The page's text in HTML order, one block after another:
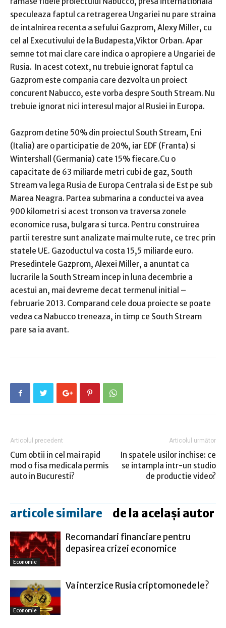
speculeaza faptul ca retragerea Ungariei nu pare straina
de intalnirea recenta a sefului Gazprom, Alexy Miller, cu
cel al Executivului de la Budapesta,Viktor Orban. Apar
semne tot mai clare care indica o apropiere a Ungariei de
Rusia. In acest cotext, nu trebuie ignorat faptul ca
Gazprom este compania care dezvolta un proiect
concurent Nabucco, este vorba despre South Stream. Nu
trebuie ignorat nici interesul major al Rusiei in Europa.
Gazprom detine 50% din proiectul South Stream, Eni
(Italia) are o participatie de 20%, iar EDF (Franta) si
Wintershall (Germania) cate 15% fiecare.Cu o
capacitate de 63 miliarde metri cubi de gaz, South
Stream va lega Rusia de Europa Centrala si de Est pe sub
Marea Neagra. Partea submarina a conductei va avea
900 kilometri si acest tronson va traversa zonele
economice rusa, bulgara si turca. Pentru construirea
partii terestre sunt analizate mai multe rute, ce trec prin
statele UE. Gazoductul va costa 15,5 miliarde euro.
Presedintele Gazprom, Alexei Miller, a anuntat ca
lucrarile la South Stream incep in luna decembrie a
acestui an, mai devreme decat termenul initial –
februarie 2013. Comparand cele doua proiecte se poate
vedea ca Nabucco treneaza, in timp ce South Stream
pare sa ia avant.
Articolul precedent
Cum obtii in cel mai rapid
mod o fisa medicala permis
auto in Bucuresti?
Articolul următor
In spatele usilor inchise: ce
se intampla intr-un studio
de productie video?
articole similare de la același autor
Economie
Recomandari financiare pentru
depasirea crizei economice
Economie
Va interzice Rusia criptomonedele?